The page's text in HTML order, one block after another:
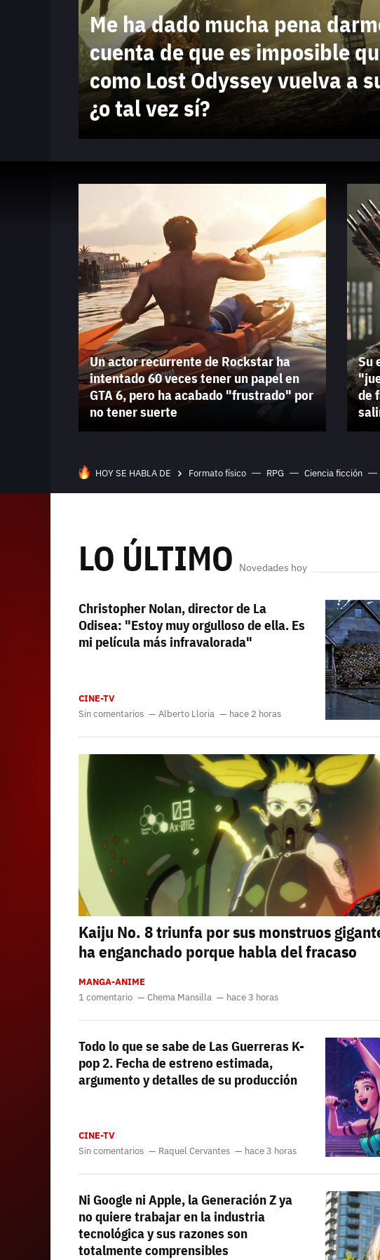
Me ha dado mucha pena
cuenta de que es imposible
como Lost Odyssey vuelva a
¿o tal vez sí?
Un actor recurrente de Rockstar ha
intentado 60 veces tener un papel en
GTA 6, pero ha acabado "frustrado" por
no tener suerte
Su
de
HOY SE HABLA DE Formato físico RPG Ciencia ficción
LO ÚLTIMO Novedades hoy
Christopher Nolan, director de La
Odisea: "Estoy muy orgulloso de ella. Es
mi película más infravalorada"
CINE-TV
Sin comentarios
Alberto Lloria hace 2 horas
Kaiju No. 8 triunfa por sus monstruos
ha enganchado porque habla del fracaso
MANGA-ANIME
1 comentario
Chema Mansilla hace 3 horas
Todo lo que se sabe de Las Guerreras K-
pop 2. Fecha de estreno estimada,
argumento y detalles de su producción
CINE-TV
Sin comentarios
Raquel Cervantes hace 3 horas
Ni Google ni Apple, la Generación Z ya
no quiere trabajar en la industria
tecnológica y sus razones son
totalmente comprensibles